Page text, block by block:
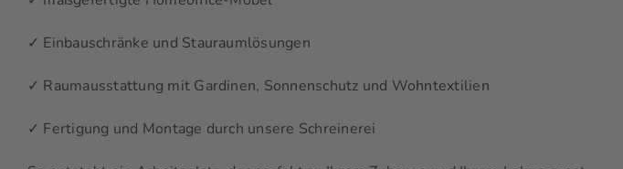
✓ Einbauschränke und Stauraumlösungen
✓ Raumausstattung mit Gardinen, Sonnenschutz und Wohntextilien
✓ Fertigung und Montage durch unsere Schreinerei